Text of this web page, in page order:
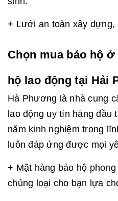
+ Lưới an toàn xây dựng,
Chọn mua bảo hộ
hộ lao động tại Hải
Hà Phương là nhà cung
lao động uy tín hàng đầu
năm kinh nghiệm trong
luôn đáp ứng được mọi
+ Mặt hàng bảo hộ
chủng loại cho bạn lựa